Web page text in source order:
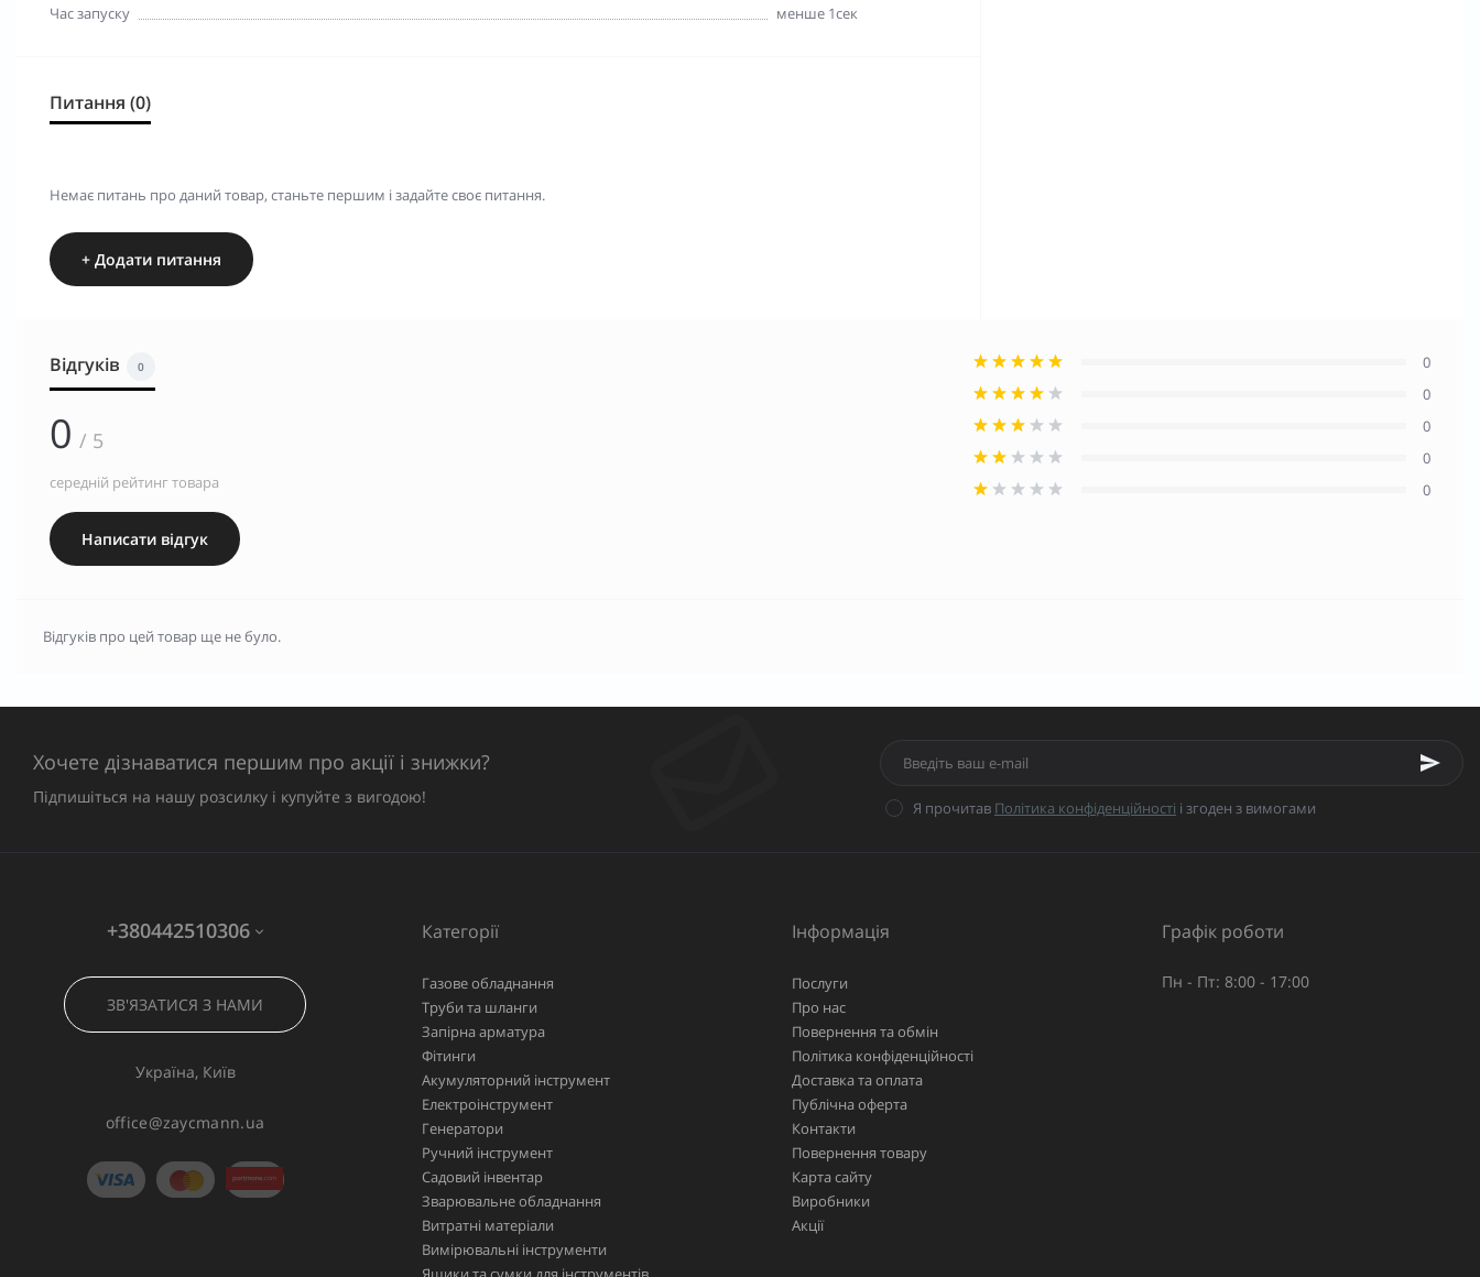
Час запуску
менше 1сек
Питання (0)
Немає питань про даний товар, станьте першим і задайте своє питання.
+ Додати питання
Відгуків 0
0 / 5
середній рейтинг товара
Написати відгук
0
0
0
0
0
Відгуків про цей товар ще не було.
Хочете дізнаватися першим про акції і знижки?
Підпишіться на нашу розсилку і купуйте з вигодою!
Я прочитав Політика конфіденційності і згоден з вимогами
+380442510306
ЗВ'ЯЗАТИСЯ З НАМИ
Україна, Київ
office@zaycmann.ua
Категорії
Газове обладнання
Труби та шланги
Запірна арматура
Фітинги
Акумуляторний інструмент
Електроінструмент
Генератори
Ручний інструмент
Садовий інвентар
Зварювальне обладнання
Витратні матеріали
Вимірювальні інструменти
Інформація
Послуги
Про нас
Повернення та обмін
Політика конфіденційності
Доставка та оплата
Публічна оферта
Контакти
Повернення товару
Карта сайту
Виробники
Акції
Графік роботи
Пн - Пт: 8:00 - 17:00